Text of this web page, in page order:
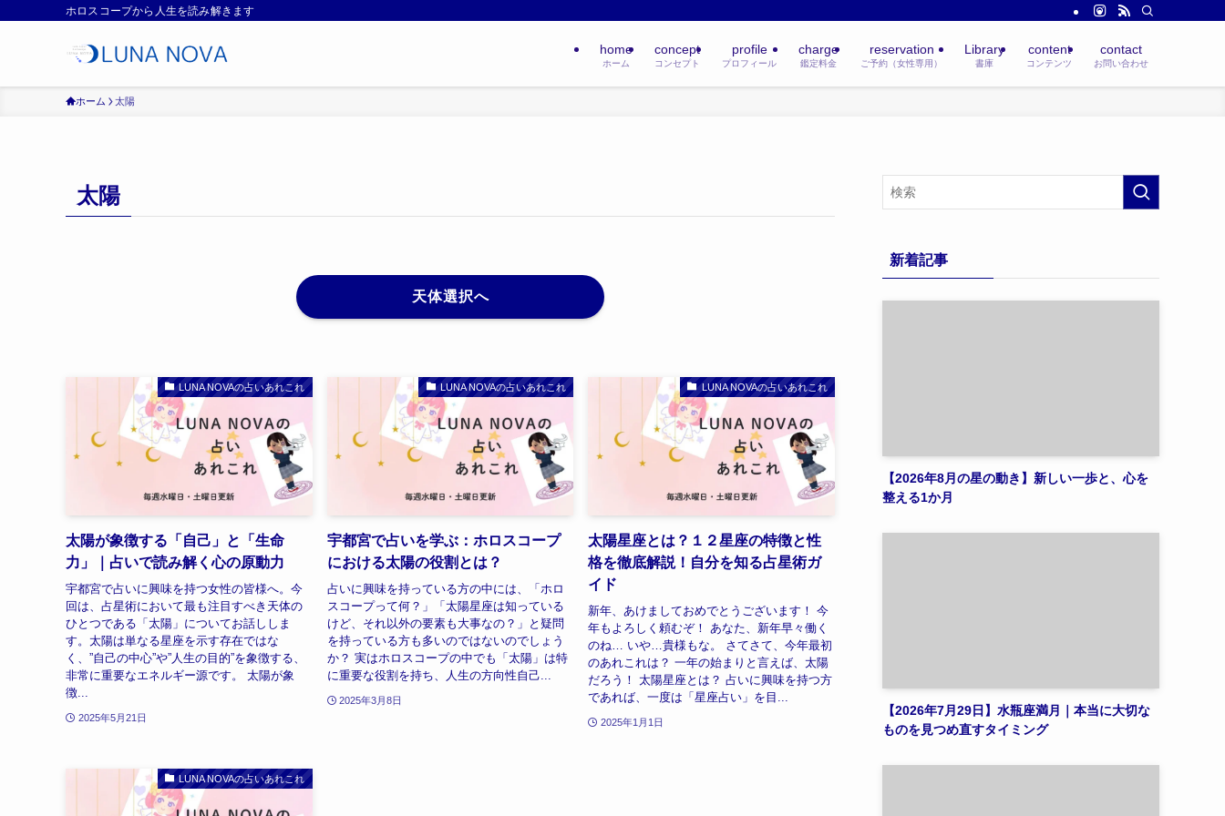
ホロスコープから人生を読み解きます
home
ホーム
concept
コンセプト
profile
プロフィール
charge
鑑定料金
reservation
ご予約（女性専用）
Library
書庫
content
コンテンツ
contact
お問い合わせ
ホーム 太陽
太陽
天体選択へ
LUNA NOVAの占いあれこれ
太陽が象徴する「自己」と「生命
力」｜占いで読み解く心の原動力
宇都宮で占いに興味を持つ女性の皆様へ。今
回は、占星術において最も注目すべき天体の
ひとつである「太陽」についてお話ししま
す。太陽は単なる星座を示す存在ではな
く、”自己の中心”や”人生の目的”を象徴する、
非常に重要なエネルギー源です。 太陽が象
徴...
2025年5月21日
LUNA NOVAの占いあれこれ
宇都宮で占いを学ぶ：ホロスコープ
における太陽の役割とは？
占いに興味を持っている方の中には、「ホロ
スコープって何？」「太陽星座は知っている
けど、それ以外の要素も大事なの？」と疑問
を持っている方も多いのではないのでしょう
か？ 実はホロスコープの中でも「太陽」は特
に重要な役割を持ち、人生の方向性自己...
2025年3月8日
LUNA NOVAの占いあれこれ
太陽星座とは？１２星座の特徴と性
格を徹底解説！自分を知る占星術ガ
イド
新年、あけましておめでとうございます！ 今
年もよろしく頼むぞ！ あなた、新年早々働く
のね… いや…貴様もな。 さてさて、今年最初
のあれこれは？ 一年の始まりと言えば、太陽
だろう！ 太陽星座とは？ 占いに興味を持つ方
であれば、一度は「星座占い」を目...
2025年1月1日
LUNA NOVAの占いあれこれ
新着記事
【2026年8月の星の動き】新しい一歩と、心を
整える1か月
【2026年7月29日】水瓶座満月｜本当に大切な
ものを見つめ直すタイミング